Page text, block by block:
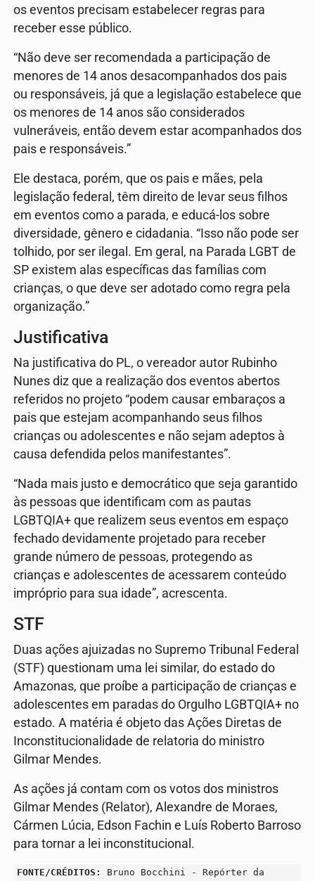
os eventos precisam estabelecer regras para
receber esse público.
“Não deve ser recomendada a participação de
menores de 14 anos desacompanhados dos pais
ou responsáveis, já que a legislação estabelece que
os menores de 14 anos são considerados
vulneráveis, então devem estar acompanhados dos
pais e responsáveis.”
Ele destaca, porém, que os pais e mães, pela
legislação federal, têm direito de levar seus filhos
em eventos como a parada, e educá-los sobre
diversidade, gênero e cidadania. “Isso não pode ser
tolhido, por ser ilegal. Em geral, na Parada LGBT de
SP existem alas específicas das famílias com
crianças, o que deve ser adotado como regra pela
organização.”
Justificativa
Na justificativa do PL, o vereador autor Rubinho
Nunes diz que a realização dos eventos abertos
referidos no projeto “podem causar embaraços a
pais que estejam acompanhando seus filhos
crianças ou adolescentes e não sejam adeptos à
causa defendida pelos manifestantes”.
“Nada mais justo e democrático que seja garantido
às pessoas que identificam com as pautas
LGBTQIA+ que realizem seus eventos em espaço
fechado devidamente projetado para receber
grande número de pessoas, protegendo as
crianças e adolescentes de acessarem conteúdo
impróprio para sua idade”, acrescenta.
STF
Duas ações ajuizadas no Supremo Tribunal Federal
(STF) questionam uma lei similar, do estado do
Amazonas, que proíbe a participação de crianças e
adolescentes em paradas do Orgulho LGBTQIA+ no
estado. A matéria é objeto das Ações Diretas de
Inconstitucionalidade de relatoria do ministro
Gilmar Mendes.
As ações já contam com os votos dos ministros
Gilmar Mendes (Relator), Alexandre de Moraes,
Cármen Lúcia, Edson Fachin e Luís Roberto Barroso
para tornar a lei inconstitucional.
FONTE/CRÉDITOS:
Bruno Bocchini - Repórter da